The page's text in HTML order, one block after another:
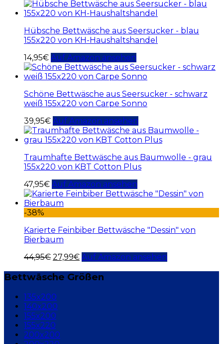
Hübsche Bettwäsche aus Seersucker - blau
155x220 von KH-Haushaltshandel
14,95€ Auf Amazon ansehen
Schöne Bettwäsche aus Seersucker - schwarz
weiß 155x220 von Carpe Sonno
39,95€ Auf Amazon ansehen
Traumhafte Bettwäsche aus Baumwolle - grau
155x220 von KBT Cotton Plus
47,95€ Auf Amazon ansehen
-38%
Karierte Feinbiber Bettwäsche "Dessin" von
Bierbaum
44,95€ 27,99€ Auf Amazon ansehen
Bettwäsche Größen
135x200
140x200
155x200
155x220
200x200